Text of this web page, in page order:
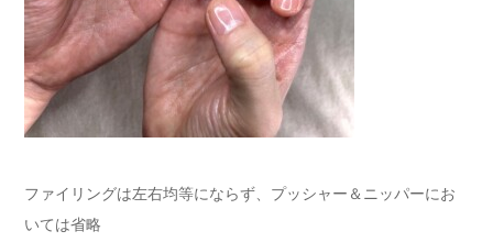
ファイリングは左右均等にならず、プッシャー＆ニッパーにお
いては省略